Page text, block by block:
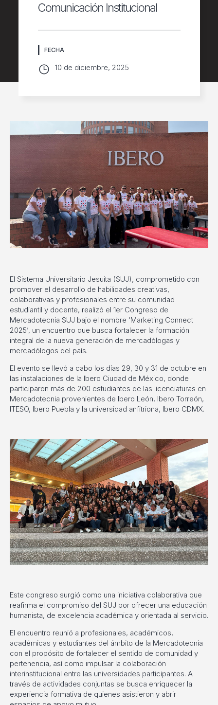
Comunicación Institucional
FECHA
10 de diciembre, 2025
El Sistema Universitario Jesuita (SUJ), comprometido con
promover el desarrollo de habilidades creativas,
colaborativas y profesionales entre su comunidad
estudiantil y docente, realizó el 1er Congreso de
Mercadotecnia SUJ bajo el nombre ‘Marketing Connect
2025’, un encuentro que busca fortalecer la formación
integral de la nueva generación de mercadólogas y
mercadólogos del país.
El evento se llevó a cabo los días 29, 30 y 31 de octubre en
las instalaciones de la Ibero Ciudad de México, donde
participaron más de 200 estudiantes de las licenciaturas en
Mercadotecnia provenientes de Ibero León, Ibero Torreón,
ITESO, Ibero Puebla y la universidad anfitriona, Ibero CDMX.
Este congreso surgió como una iniciativa colaborativa que
reafirma el compromiso del SUJ por ofrecer una educación
humanista, de excelencia académica y orientada al servicio.
El encuentro reunió a profesionales, académicos,
académicas y estudiantes del ámbito de la Mercadotecnia
con el propósito de fortalecer el sentido de comunidad y
pertenencia, así como impulsar la colaboración
interinstitucional entre las universidades participantes. A
través de actividades conjuntas se busca enriquecer la
experiencia formativa de quienes asistieron y abrir